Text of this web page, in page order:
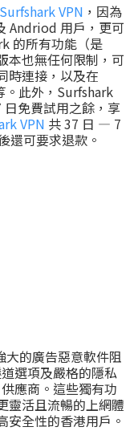
Surfshark VPN ，因為
Andriod 用戶，更可
的所有功能（是
本也無任何限制，可
時連接，以及在
此外，Surfshark
免費試用之餘，享
VPN 共 37 日 — 7
還可要求退款。
大的廣告惡意軟件阻
選項及嚴格的隱私
應商。這些獨有功
靈活且流暢的上網體
安全性的香港用戶。